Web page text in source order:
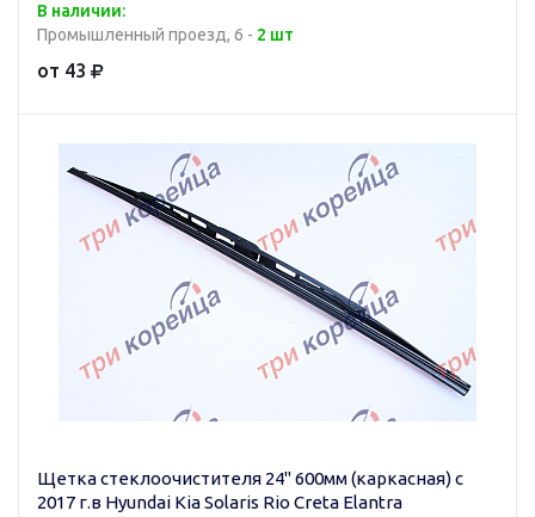
В наличии:
Промышленный проезд, 6 - 2 шт
от 43
Щетка стеклоочистителя 24" 600мм (каркасная) с
2017 г.в Hyundai Kia Solaris Rio Creta Elantra